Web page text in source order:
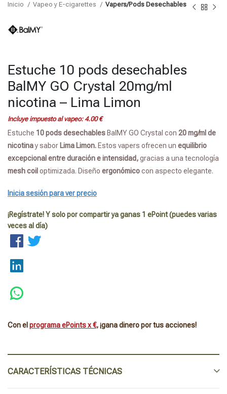
Inicio Vapeo y E-cigarettes Vapers/Pods Desechables
Estuche 10 pods desechables
BalMY GO Crystal 20mg/ml
nicotina – Lima Limon
Incluye impuesto al vapeo: 4.00€
Estuche 10 podsdesechablesBalMY GO Crystal con 20 mg/ml de
nicotinay sabor Lima Limon.Estos vapers ofrecen un equilibrio
excepcional entre duración e intensidad,gracias a una tecnología
mesh coiloptimizada. Diseño ergonómicocon aspecto elegante.
Inicia sesión para ver precio
¡Regístrate! Y solo por compartir ya ganas 1 ePoint (puedes varias
veces al día)
Con elprograma ePoints x €, ¡gana dinero por tus acciones!
CARACTERÍSTICAS TÉCNICAS